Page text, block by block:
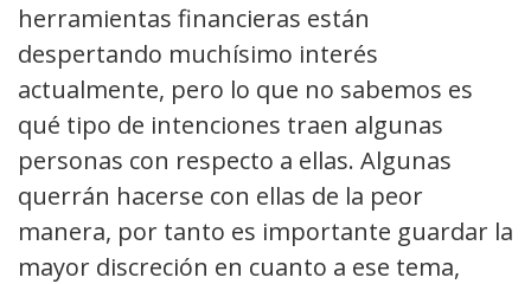
herramientas financieras están
despertando muchísimo interés
actualmente, pero lo que no sabemos es
qué tipo de intenciones traen algunas
personas con respecto a ellas. Algunas
querrán hacerse con ellas de la peor
manera, por tanto es importante guardar la
mayor discreción en cuanto a ese tema,